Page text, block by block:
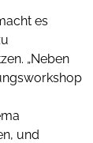
es
„Neben
und